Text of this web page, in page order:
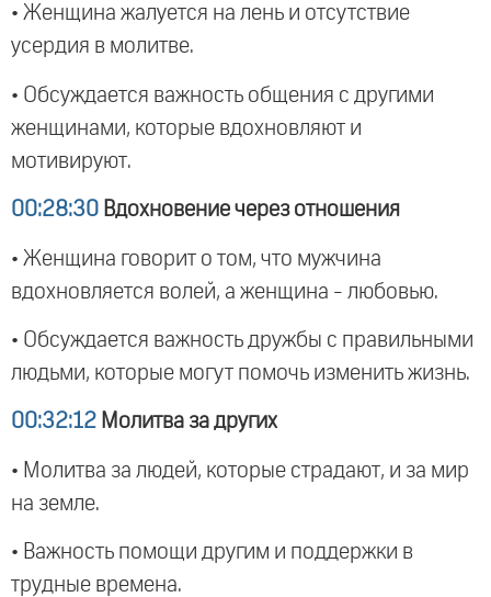
• Женщина жалуется на лень и отсутствие
усердия в молитве.
• Обсуждается важность общения с другими
женщинами, которые вдохновляют и
мотивируют.
00:28:30 Вдохновение через отношения
• Женщина говорит о том, что мужчина
вдохновляется волей, а женщина - любовью.
• Обсуждается важность дружбы с правильными
людьми, которые могут помочь изменить жизнь.
00:32:12 Молитва за других
• Молитва за людей, которые страдают, и за мир
на земле.
• Важность помощи другим и поддержки в
трудные времена.